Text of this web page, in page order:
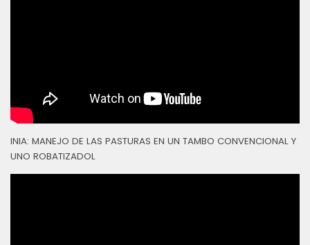
INIA: MANEJO DE LAS PASTURAS EN UN TAMBO CONVENCIONAL Y
UNO ROBATIZADOL